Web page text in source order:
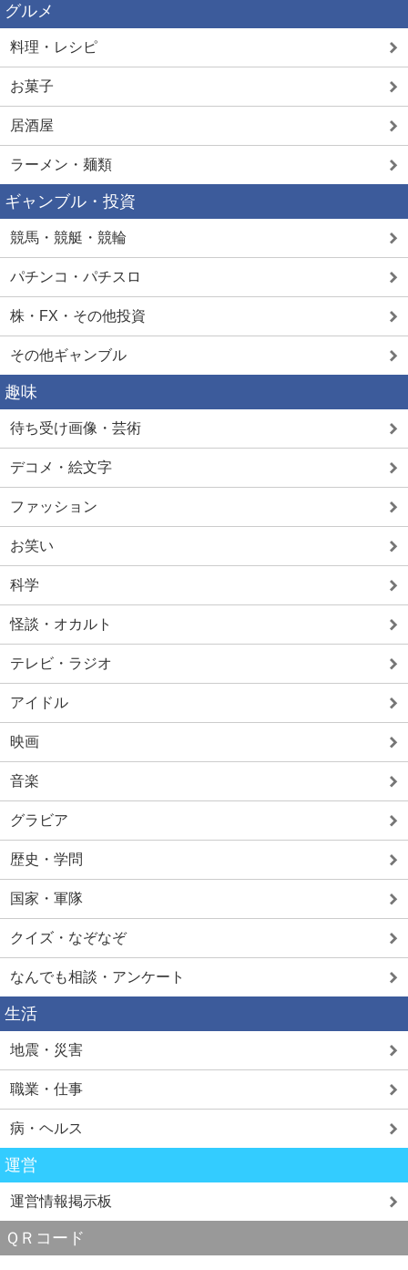
グルメ
料理・レシピ
お菓子
居酒屋
ラーメン・麺類
ギャンブル・投資
競馬・競艇・競輪
パチンコ・パチスロ
株・FX・その他投資
その他ギャンブル
趣味
待ち受け画像・芸術
デコメ・絵文字
ファッション
お笑い
科学
怪談・オカルト
テレビ・ラジオ
アイドル
映画
音楽
グラビア
歴史・学問
国家・軍隊
クイズ・なぞなぞ
なんでも相談・アンケート
生活
地震・災害
職業・仕事
病・ヘルス
運営
運営情報掲示板
ＱＲコード